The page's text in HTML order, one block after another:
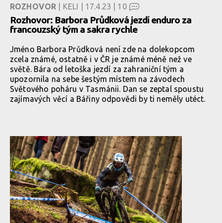
ROZHOVOR | KELI | 17.4.23 | 10
Rozhovor: Barbora Průdková jezdí enduro za
francouzský tým a sakra rychle
Jméno Barbora Průdková není zde na dolekopcom
zcela známé, ostatně i v ČR je známé méně než ve
světě. Bára od letoška jezdí za zahraniční tým a
upozornila na sebe šestým místem na závodech
Světového poháru v Tasmánii. Dan se zeptal spoustu
zajímavých věcí a Bářiny odpovědi by ti neměly utéct.